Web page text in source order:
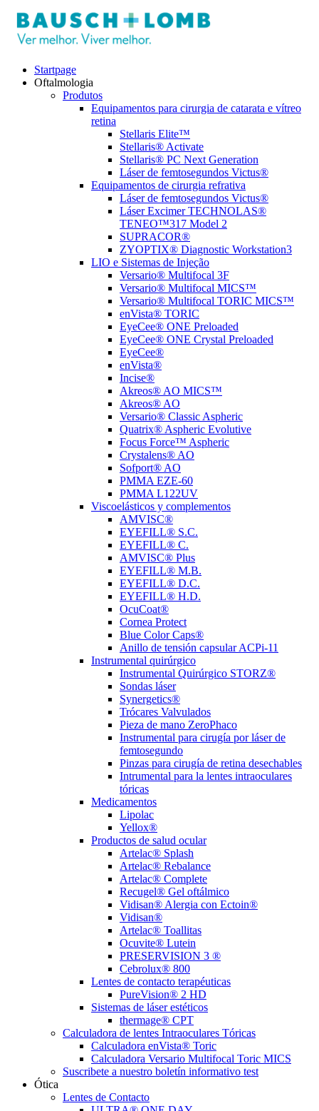
Startpage
Oftalmologia
Produtos
Equipamentos para cirurgia de catarata e vítreo
retina
Stellaris Elite™
Stellaris® Activate
Stellaris® PC Next Generation
Láser de femtosegundos Victus®
Equipamentos de cirurgia refrativa
Láser de femtosegundos Victus®
Láser Excimer TECHNOLAS®
TENEO™317 Model 2
SUPRACOR®
ZYOPTIX® Diagnostic Workstation3
LIO e Sistemas de Injeção
Versario® Multifocal 3F
Versario® Multifocal MICS™
Versario® Multifocal TORIC MICS™
enVista® TORIC
EyeCee® ONE Preloaded
EyeCee® ONE Crystal Preloaded
EyeCee®
enVista®
Incise®
Akreos® AO MICS™
Akreos® AO
Versario® Classic Aspheric
Quatrix® Aspheric Evolutive
Focus Force™ Aspheric
Crystalens® AO
Sofport® AO
PMMA EZE-60
PMMA L122UV
Viscoelásticos y complementos
AMVISC®
EYEFILL® S.C.
EYEFILL® C.
AMVISC® Plus
EYEFILL® M.B.
EYEFILL® D.C.
EYEFILL® H.D.
OcuCoat®
Cornea Protect
Blue Color Caps®
Anillo de tensión capsular ACPi-11
Instrumental quirúrgico
Instrumental Quirúrgico STORZ®
Sondas láser
Synergetics®
Trócares Valvulados
Pieza de mano ZeroPhaco
Instrumental para cirugía por láser de
femtosegundo
Pinzas para cirugía de retina desechables
Intrumental para la lentes intraoculares
tóricas
Medicamentos
Lipolac
Yellox®
Productos de salud ocular
Artelac® Splash
Artelac® Rebalance
Artelac® Complete
Recugel® Gel oftálmico
Vidisan® Alergia con Ectoin®
Vidisan®
Artelac® Toallitas
Ocuvite® Lutein
PRESERVISION 3 ®
Cebrolux® 800
Lentes de contacto terapéuticas
PureVision® 2 HD
Sistemas de láser estéticos
thermage® CPT
Calculadora de lentes Intraoculares Tóricas
Calculadora enVista® Toric
Calculadora Versario Multifocal Toric MICS
Suscribete a nuestro boletín informativo test
Ótica
Lentes de Contacto